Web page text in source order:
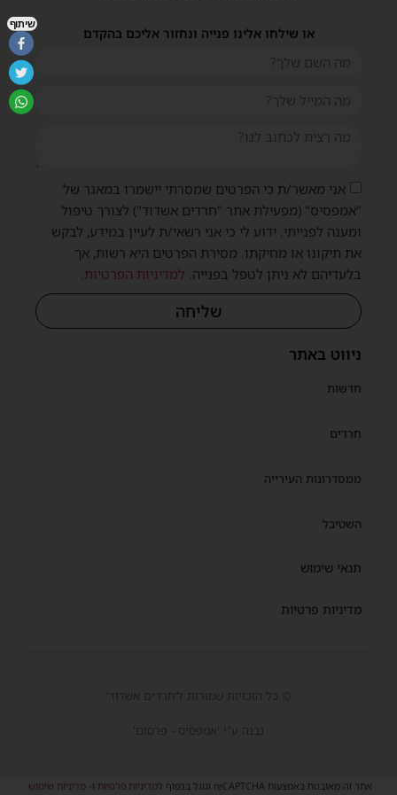
ניווט באתר
חדשות
חרדים
ממסדרונות העירייה
השטיבל
תנאי שימוש
מדיניות פרטיות
או שילחו אלינו פנייה ונחזור אליכם בהקדם
אני מאשר/ת כי הפרטים שמסרתי יישמרו במאגר של
"אמפסיס" (מפעילת אתר "חרדים אשדוד") לצורך טיפול
ומענה לפנייתי. ידוע לי כי אני רשאי/ת לעיין במידע, לבקש
את תיקונו או מחיקתו. מסירת הפרטים היא רשות, אך
בלעדיהם לא ניתן לטפל בפנייה. למדיניות הפרטיות.
שליחה
© כל הזכויות שמורות ל'חרדים אשדוד'
נבנה ע"י 'אמפסיס - פרסום'
אתר זה מאובטח באמצעות reCAPTCHA וגוגל בכפוף למדיניות פרטיות ו-מדיניות שימוש.
שיתוף